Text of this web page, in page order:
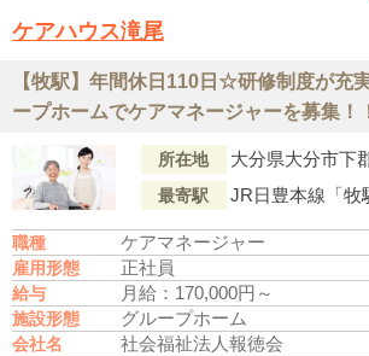
ケアハウス滝尾
【牧駅】年間休日110日☆研修制度が充
ープホームでケアマネージャーを募集！
所在地 大分県大分市下
最寄駅 JR日豊本線「牧
職種 ケアマネージャー
雇用形態 正社員
給与 月給：170,000円～
施設形態 グループホーム
会社名 社会福祉法人報徳会